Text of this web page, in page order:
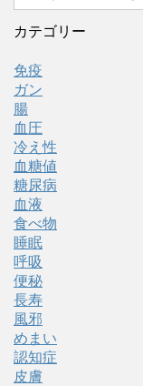
カテゴリー
免疫
ガン
腸
血圧
冷え性
血糖値
糖尿病
血液
食べ物
睡眠
呼吸
便秘
長寿
風邪
めまい
認知症
皮膚